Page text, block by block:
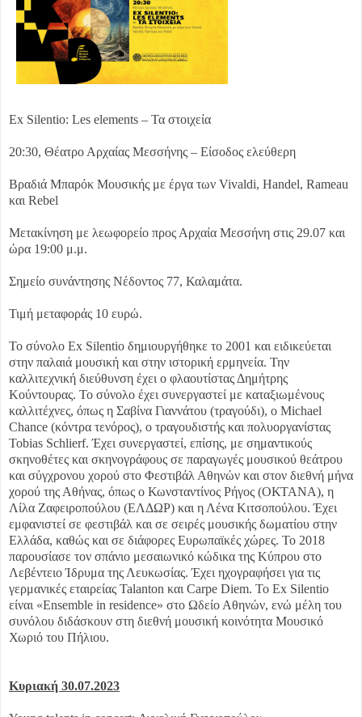
Ex Silentio: Les elements – Τα στοιχεία
20:30, Θέατρο Αρχαίας Μεσσήνης – Είσοδος ελεύθερη
Βραδιά Μπαρόκ Μουσικής με έργα των Vivaldi, Handel, Rameau
και Rebel
Μετακίνηση με λεωφορείο προς Αρχαία Μεσσήνη στις 29.07 και
ώρα 19:00 μ.μ.
Σημείο συνάντησης Νέδοντος 77, Καλαμάτα.
Τιμή μεταφοράς 10 ευρώ.
Το σύνολο Ex Silentio δημιουργήθηκε το 2001 και ειδικεύεται
στην παλαιά μουσική και στην ιστορική ερμηνεία. Την
καλλιτεχνική διεύθυνση έχει ο φλαουτίστας Δημήτρης
Κούντουρας. Το σύνολο έχει συνεργαστεί με καταξιωμένους
καλλιτέχνες, όπως η Σαβίνα Γιαννάτου (τραγούδι), ο Michael
Chance (κόντρα τενόρος), ο τραγουδιστής και πολυοργανίστας
Tobias Schlierf. Έχει συνεργαστεί, επίσης, με σημαντικούς
σκηνοθέτες και σκηνογράφους σε παραγωγές μουσικού θεάτρου
και σύγχρονου χορού στο Φεστιβάλ Αθηνών και στον διεθνή μήνα
χορού της Αθήνας, όπως ο Κωνσταντίνος Ρήγος (ΟΚΤΑΝΑ), η
Λίλα Ζαφειροπούλου (ΕΛΔΩΡ) και η Λένα Κιτσοπούλου. Έχει
εμφανιστεί σε φεστιβάλ και σε σειρές μουσικής δωματίου στην
Ελλάδα, καθώς και σε διάφορες Ευρωπαϊκές χώρες. Το 2018
παρουσίασε τον σπάνιο μεσαιωνικό κώδικα της Κύπρου στο
Λεβέντειο Ίδρυμα της Λευκωσίας. Έχει ηχογραφήσει για τις
γερμανικές εταιρείας Talanton και Carpe Diem. To Ex Silentio
είναι «Ensemble in residence» στο Ωδείο Αθηνών, ενώ μέλη του
συνόλου διδάσκουν στη διεθνή μουσική κοινότητα Μουσικό
Χωριό του Πήλιου.
Κυριακή 30.07.2023